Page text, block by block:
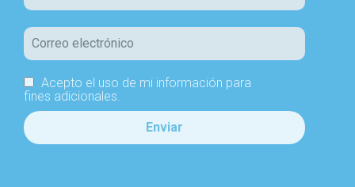
Acepto el uso de mi información para
fines adicionales.